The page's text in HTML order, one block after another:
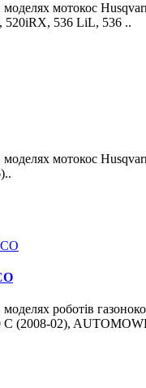
моделях мотокос
536 LiL, 536 ..
моделях мотокос
роботів
(2008-02),